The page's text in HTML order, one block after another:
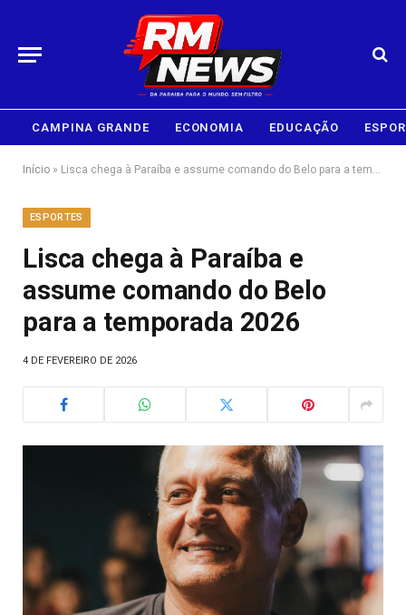
CAMPINA GRANDE ECONOMIA EDUCAÇÃO
Início » Lisca chega à Paraíba e assume comando do Belo para a temporada 2026
ESPORTES
Lisca chega à Paraíba e
assume comando do Belo
para a temporada 2026
4 DE FEVEREIRO DE 2026